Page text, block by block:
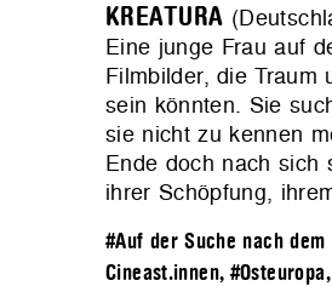
KREATURA
Eine junge Frau auf
Filmbilder, die Traum
sein könnten. Sie
sie nicht zu kennen
Ende doch nach sich
ihrer Schöpfung,
#Auf der Suche nach dem
Cineast.innen,